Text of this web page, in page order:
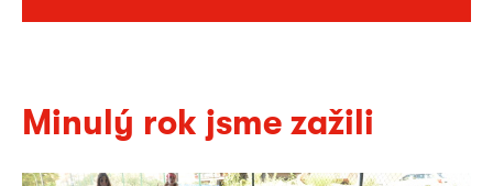
Minulý rok jsme zažili